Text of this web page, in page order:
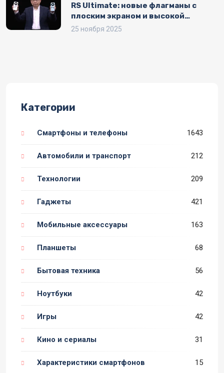
RS Ultimate: новые флагманы с
плоским экраном и высокой
производительностью
25 ноября 2025
Категории
Смартфоны и телефоны 1643
Автомобили и транспорт 212
Технологии 209
Гаджеты 421
Мобильные аксессуары 163
Планшеты 68
Бытовая техника 56
Ноутбуки 42
Игры 42
Кино и сериалы 31
Характеристики смартфонов 15